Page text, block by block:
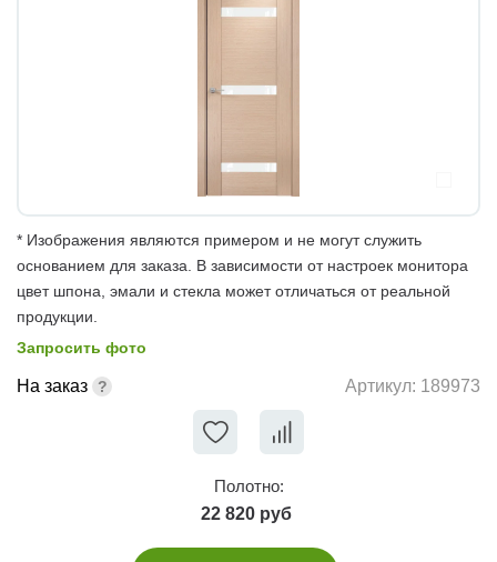
* Изображения являются примером и не могут служить
основанием для заказа. В зависимости от настроек монитора
цвет шпона, эмали и стекла может отличаться от реальной
продукции.
Запросить фото
На заказ Артикул: 189973
Полотно:
22 820 руб